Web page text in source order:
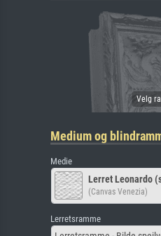
Medium og
Medie
Lerret Leonardo
(Canvas Venezia)
Lerretsramme